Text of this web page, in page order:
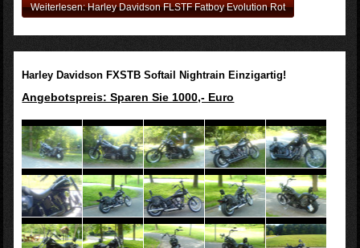
Weiterlesen: Harley Davidson FLSTF Fatboy Evolution Rot
Harley Davidson FXSTB Softail Nightrain Einzigartig!
Angebotspreis: Sparen Sie 1000,- Euro